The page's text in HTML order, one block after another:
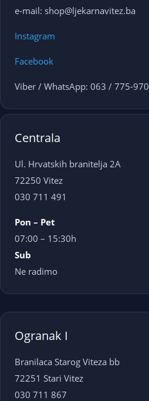
e-mail: shop@ljekarnavitez.ba
Instagram
Facebook
Viber / WhatsApp: 063 / 775-970
Centrala
Ul. Hrvatskih branitelja 2A
72250 Vitez
030 711 491
Pon – Pet
07:00 – 15:30h
Sub
Ne radimo
Ogranak I
Branilaca Starog Viteza bb
72251 Stari Vitez
030 711 867